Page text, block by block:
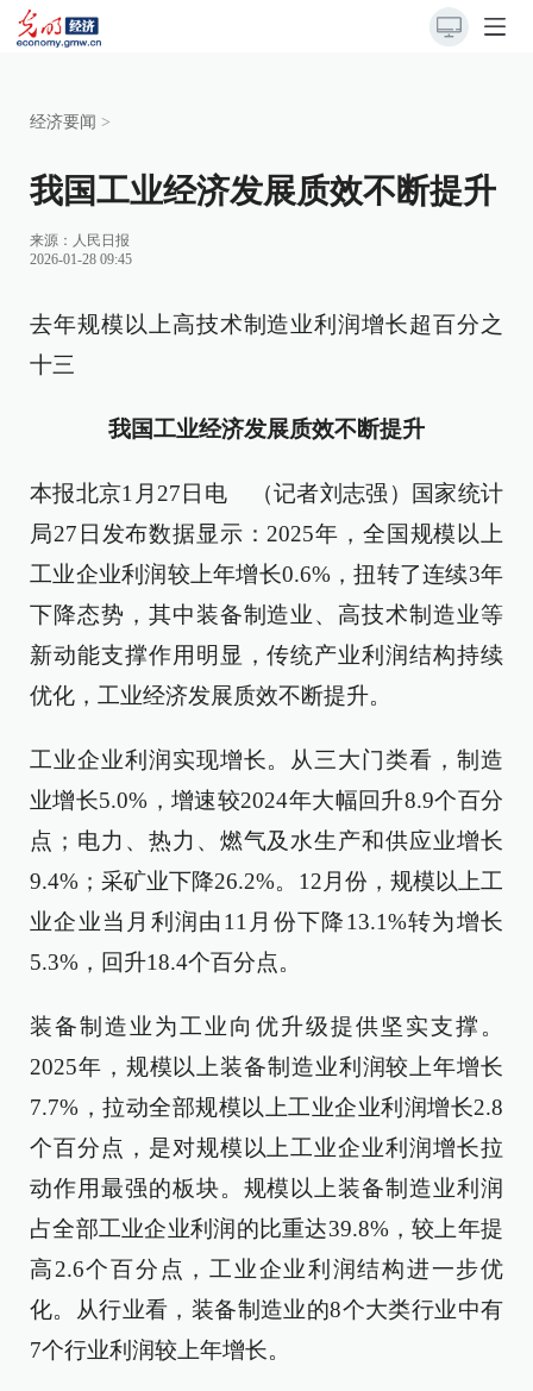
经济要闻 >
我国工业经济发展质效不断提升
来源： 人民日报
2026-01-28 09:45
去年规模以上高技术制造业利润增长超百分之
十三
我国工业经济发展质效不断提升
本报北京1月27日电 （记者刘志强）国家统计
局27日发布数据显示：2025年，全国规模以上
工业企业利润较上年增长0.6%，扭转了连续3年
下降态势，其中装备制造业、高技术制造业等
新动能支撑作用明显，传统产业利润结构持续
优化，工业经济发展质效不断提升。
工业企业利润实现增长。从三大门类看，制造
业增长5.0%，增速较2024年大幅回升8.9个百分
点；电力、热力、燃气及水生产和供应业增长
9.4%；采矿业下降26.2%。12月份，规模以上工
业企业当月利润由11月份下降13.1%转为增长
5.3%，回升18.4个百分点。
装备制造业为工业向优升级提供坚实支撑。
2025年，规模以上装备制造业利润较上年增长
7.7%，拉动全部规模以上工业企业利润增长2.8
个百分点，是对规模以上工业企业利润增长拉
动作用最强的板块。规模以上装备制造业利润
占全部工业企业利润的比重达39.8%，较上年提
高2.6个百分点，工业企业利润结构进一步优
化。从行业看，装备制造业的8个大类行业中有
7个行业利润较上年增长。